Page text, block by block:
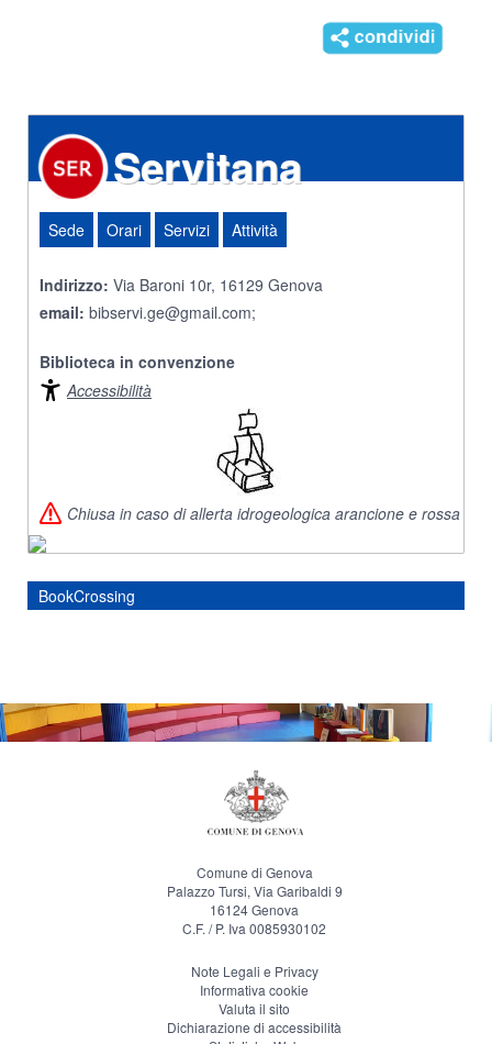
Servitana
Sede Orari Servizi Attività
Indirizzo: Via Baroni 10r, 16129 Genova
email: bibservi.ge@gmail.com;
Biblioteca in convenzione
Accessibilità
Chiusa in caso di allerta idrogeologica arancione e rossa
BookCrossing
Comune di Genova
Palazzo Tursi, Via Garibaldi 9
16124 Genova
C.F. / P. Iva 0085930102
Note Legali e Privacy
Informativa cookie
Valuta il sito
Dichiarazione di accessibilità